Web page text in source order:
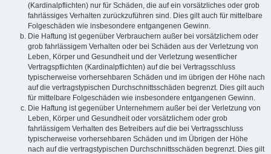
(Kardinalpflichten) nur für Schäden, die auf ein vorsätzliches oder grob
fahrlässiges Verhalten zurückzuführen sind. Dies gilt auch für mittelbare
Folgeschäden wie insbesondere entgangenen Gewinn.
Die Haftung ist gegenüber Verbrauchern außer bei vorsätzlichem oder
grob fahrlässigem Verhalten oder bei Schäden aus der Verletzung von
Leben, Körper und Gesundheit und der Verletzung wesentlicher
Vertragspflichten (Kardinalpflichten) auf die bei Vertragsschluss
typischerweise vorhersehbaren Schäden und im übrigen der Höhe nach
auf die vertragstypischen Durchschnittsschäden begrenzt. Dies gilt auch
für mittelbare Folgeschäden wie insbesondere entgangenen Gewinn.
Die Haftung ist gegenüber Unternehmern außer bei der Verletzung von
Leben, Körper und Gesundheit oder vorsätzlichem oder grob
fahrlässigem Verhalten des Betreibers auf die bei Vertragsschluss
typischerweise vorhersehbaren Schäden und im Übrigen der Höhe
nach auf die vertragstypischen Durchschnittsschäden begrenzt. Dies gilt